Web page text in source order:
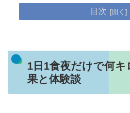
目次
1日1食夜だけで何キ
果と体験談